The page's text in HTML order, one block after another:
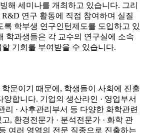
해 세미나를 개최하고 있습니다. 그리
연구 활동에 직접 참여하며 실질
록 학부생 연구인턴제도를 도입하고 있
학과생들은 각 교수의 연구실에 소속
기회를 부여받을 수 있습니다.
문이기 때문에, 학생들이 사회에 진출
양합니다. 기업의 생산라인 · 영업부서
리 · 사후관리부서 등 다양한 화학관련
, 환경전문가 · 분석전문가 · 화학 관
여러 영역의 전문 직종으로 진출하는